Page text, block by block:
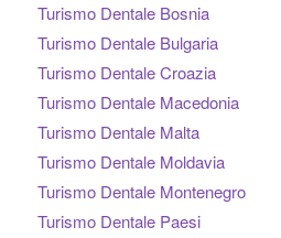
Turismo Dentale Bosnia
Turismo Dentale Bulgaria
Turismo Dentale Croazia
Turismo Dentale Macedonia
Turismo Dentale Malta
Turismo Dentale Moldavia
Turismo Dentale Montenegro
Turismo Dentale Paesi